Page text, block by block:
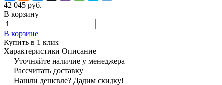
42 045 руб.
В корзину
В корзине
Купить в 1 клик
Характеристики Описание
Уточняйте наличие у менеджера
Рассчитать доставку
Нашли дешевле? Дадим скидку!